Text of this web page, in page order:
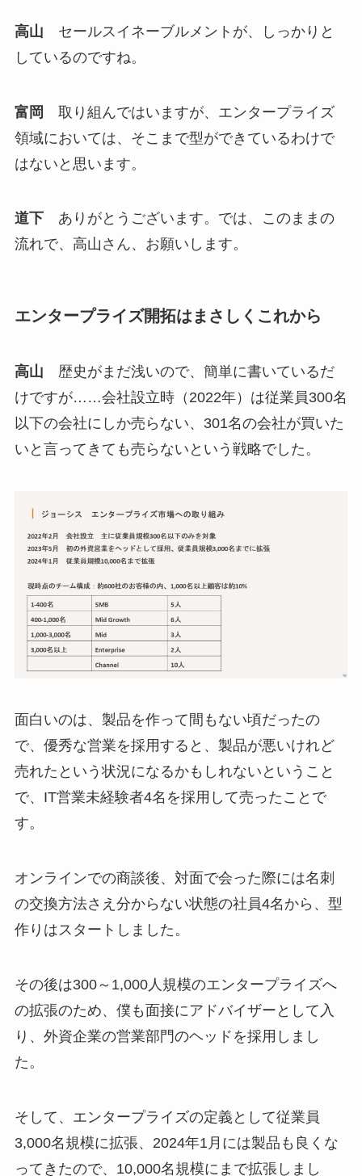
高山 セールスイネーブルメントが、しっかりと
しているのですね。
富岡
取り組んではいますが、エンタープライズ
領域においては、そこまで型ができているわけで
はないと思います。
道下ありがとうございます。では、このままの
流れで、高山さん、お願いします。
エンタープライズ開拓はまさしくこれから
高山 歴史がまだ浅いので、簡単に書いているだ
けですが……会社設立時（2022年）は従業員300名
以下の会社にしか売らない、301名の会社が買いた
いと言ってきても売らないという戦略でした。
面白いのは、製品を作って間もない頃だったの
で、優秀な営業を採用すると、製品が悪いけれど
売れたという状況になるかもしれないということ
で、IT営業未経験者4名を採用して売ったことで
す。
オンラインでの商談後、対面で会った際には名刺
の交換方法さえ分からない状態の社員4名から、型
作りはスタートしました。
その後は300～1,000人規模のエンタープライズへ
の拡張のため、僕も面接にアドバイザーとして入
り、外資企業の営業部門のヘッドを採用しまし
た。
そして、エンタープライズの定義として従業員
3,000名規模に拡張、2024年1月には製品も良くな
ってきたので、10,000名規模にまで拡張しまし